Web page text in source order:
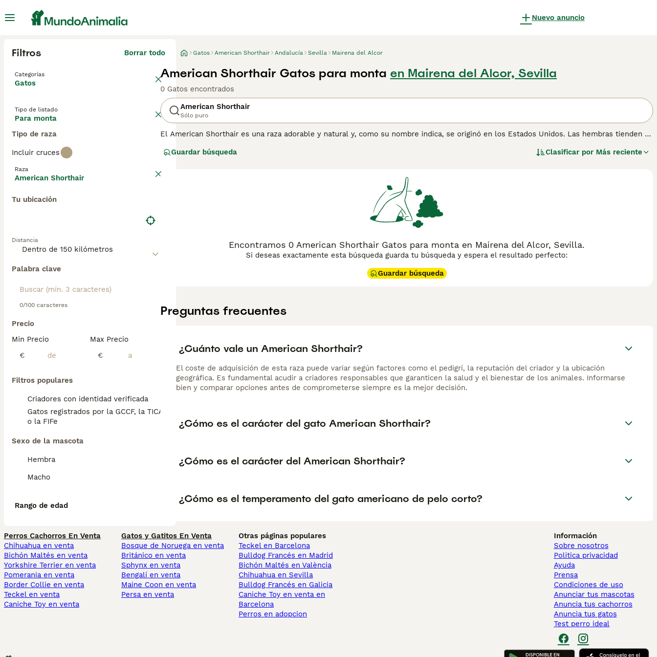
Nuevo anuncio
Filtros Borrar todo
Categorías
Gatos
Tipo de listado
Para monta
Tipo de raza
Incluir cruces
Raza
American Shorthair
Tu ubicación
Distancia
Palabra clave
0/100 caracteres
Precio
Min Precio
€
Max Precio
€
Filtros populares
Criadores con identidad verificada
Gatos registrados por la GCCF, la TICA
o la FIFe
Sexo de la mascota
Hembra
Macho
Rango de edad
Gatos American Shorthair Andalucía Sevilla Mairena del Alcor
American Shorthair Gatos para monta en Mairena del Alcor, Sevilla
0 Gatos encontrados
American Shorthair
Sólo puro
El American Shorthair es una raza adorable y natural y, como su nombre indica, se originó en los Estados Unidos. Las hembras tienden a
conocidos por ser maravillosos compañeros y mascotas de familia, gracias a su naturaleza tranquila y cariñosa, que ha convertido al
estos encantadores gatos, deberás registrar tu interés con los criadores, ya que no hay muchos American Shorthair bien educados
disponibles en España cada año. Lee nuestra página de consejos de compra de American Shorthair para obtener información sobre esta
Guardar búsqueda Clasificar por Más reciente
Encontramos 0 American Shorthair Gatos para monta en Mairena del Alcor, Sevilla.
Si deseas exactamente esta búsqueda guarda tu búsqueda y espera el resultado perfecto:
Guardar búsqueda
Preguntas frecuentes
¿Cuánto vale un American Shorthair?
El coste de adquisición de esta raza puede variar según factores como el pedigrí, la reputación del criador y la ubicación
geográfica. Es fundamental acudir a criadores responsables que garanticen la salud y el bienestar de los animales. Informarse
bien y comparar opciones antes de comprometerse siempre es la mejor decisión.
¿Cómo es el carácter del gato American Shorthair?
¿Cómo es el carácter del American Shorthair?
¿Cómo es el temperamento del gato americano de pelo corto?
Perros Cachorros En Venta
Chihuahua en venta
Bichón Maltés en venta
Yorkshire Terrier en venta
Pomerania en venta
Border Collie en venta
Teckel en venta
Caniche Toy en venta
Gatos y Gatitos En Venta
Bosque de Noruega en venta
Británico en venta
Sphynx en venta
Bengalí en venta
Maine Coon en venta
Persa en venta
Otras páginas populares
Teckel en Barcelona
Bulldog Francés en Madrid
Bichón Maltés en València
Chihuahua en Sevilla
Bulldog Francés en Galicia
Caniche Toy en venta en
Barcelona
Perros en adopcion
Información
Sobre nosotros
Politica privacidad
Ayuda
Prensa
Condiciones de uso
Anunciar tus mascotas
Anuncia tus cachorros
Anuncia tus gatos
Test perro ideal